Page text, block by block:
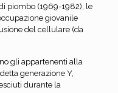
piombo (1969-1982), le
giovanile
del cellulare (da
gli appartenenti alla
generazione Y,
durante la